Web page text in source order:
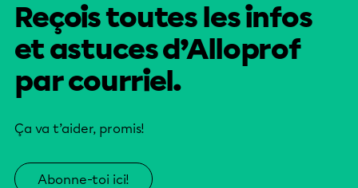
Reçois toutes les infos
et astuces d’Alloprof
par courriel.
Ça va t’aider, promis!
Abonne-toi ici!